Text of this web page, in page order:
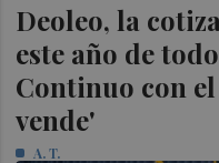
Deoleo, la
este año de
Continuo con
vende'
A. T.